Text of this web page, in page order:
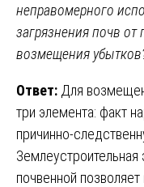
неправомерного
загрязнения почв
возмещения
Ответ: Для
три элемента: факт
причинно-
Землеустроительная
почвенной